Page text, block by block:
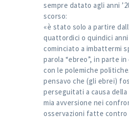
sempre datato agli anni
scorso:
«è stato solo a partire
quattordici o quindici
cominciato a imbattermi
parola “ebreo”, in parte
con le polemiche
pensavo che (gli ebrei)
perseguitati a causa
mia avversione nei
osservazioni fatte contro